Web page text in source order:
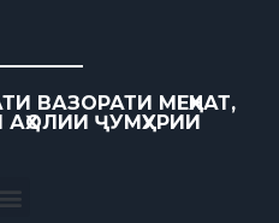
ВАЗОРАТИ МЕҲНАТ,
ҶУМҲУРИИ